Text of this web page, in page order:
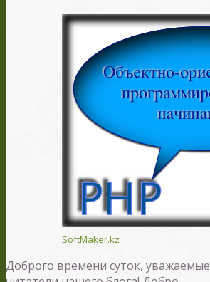
SoftMaker.kz
Доброго времени суток, уважаемые